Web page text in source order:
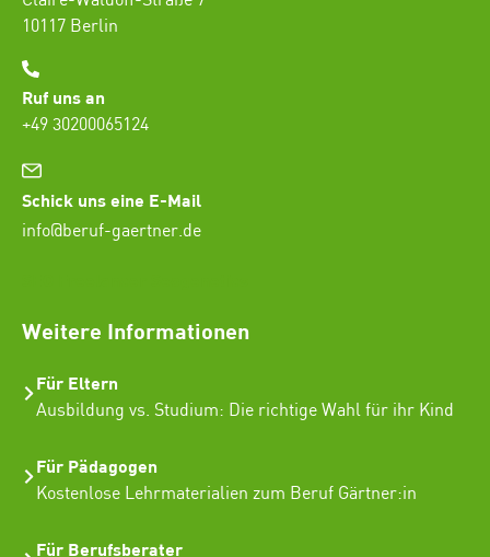
10117 Berlin
Ruf uns an
+49 30200065124
Schick uns eine E-Mail
info@beruf-gaertner.de
Weitere Informationen
Für Eltern
Ausbildung vs. Studium: Die richtige Wahl für ihr Kind
Für Pädagogen
Kostenlose Lehrmaterialien zum Beruf Gärtner:in
Für Berufsberater